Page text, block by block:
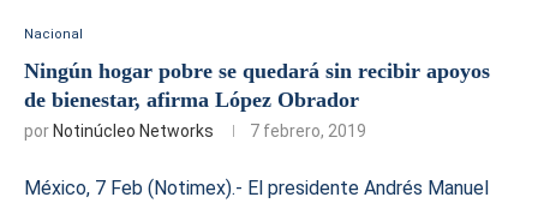
Nacional
Ningún hogar pobre se quedará sin recibir apoyos
de bienestar, afirma López Obrador
por Notinúcleo Networks 7 febrero, 2019
México, 7 Feb (Notimex).- El presidente Andrés Manuel